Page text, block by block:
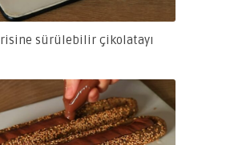
sürülebilir çikolatayı